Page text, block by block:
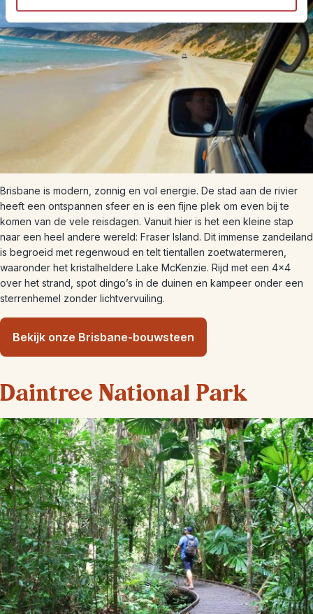
Brisbane is modern, zonnig en vol energie. De stad aan de rivier
heeft een ontspannen sfeer en is een fijne plek om even bij te
komen van de vele reisdagen. Vanuit hier is het een kleine stap
naar een heel andere wereld: Fraser Island. Dit immense zandeiland
is begroeid met regenwoud en telt tientallen zoetwatermeren,
waaronder het kristalheldere Lake McKenzie. Rijd met een 4×4
over het strand, spot dingo’s in de duinen en kampeer onder een
sterrenhemel zonder lichtvervuiling.
Bekijk onze Brisbane-bouwsteen
Daintree National Park